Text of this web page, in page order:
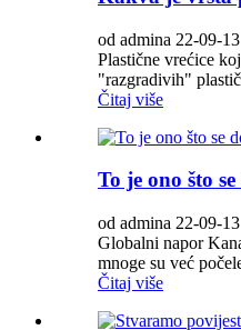
od admina 22-09-13
Plastične vrećice
"razgradivih"
Čitaj više
To je ono što
od admina 22-09-13
Globalni napor
mnoge su već
Čitaj više